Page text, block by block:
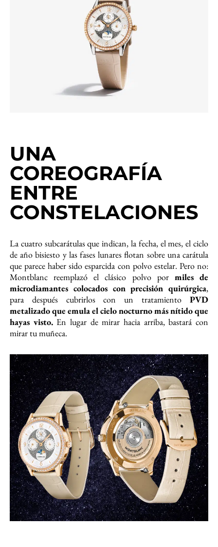
UNA
COREOGRAFÍA
ENTRE
CONSTELACIONES
La cuatro subcarátulas que indican, la fecha, el mes, el ciclo
de año bisiesto y las fases lunares flotan sobre una carátula
que parece haber sido esparcida con polvo estelar. Pero no:
Montblanc reemplazó el clásico polvo por miles de
microdiamantes colocados con precisión quirúrgica,
para después cubrirlos con un tratamiento PVD
metalizado que emula el cielo nocturno más nítido que
hayas visto.En lugar de mirar hacia arriba, bastará con
mirar tu muñeca.